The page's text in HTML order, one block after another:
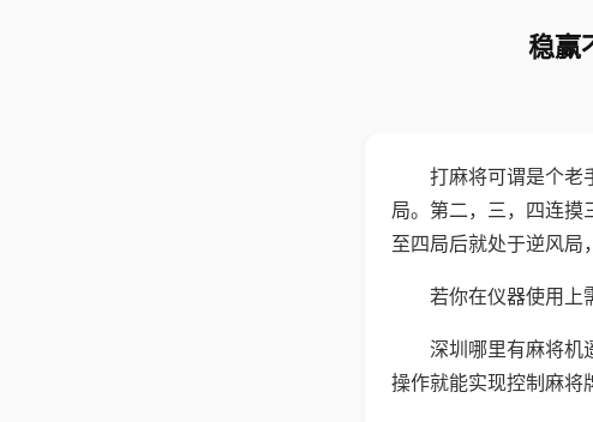
稳赢
打麻将可谓是个老
局。第二，三，四连摸
至四局后就处于逆风局
若你在仪器使用上
深圳哪里有麻将机
操作就能实现控制麻将